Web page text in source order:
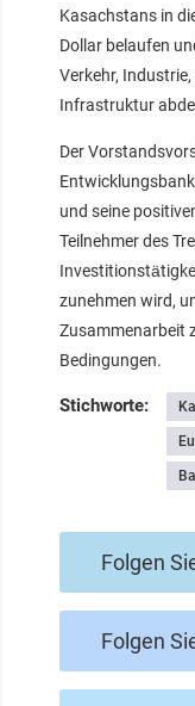
Kasachstans in
Dollar belaufen
Verkehr,
Infrastruktur
Der
und seine
Teilnehmer des
zunehmen wird,
Zusammenarbeit
Bedingungen.
Stichworte:
Folgen
Folgen